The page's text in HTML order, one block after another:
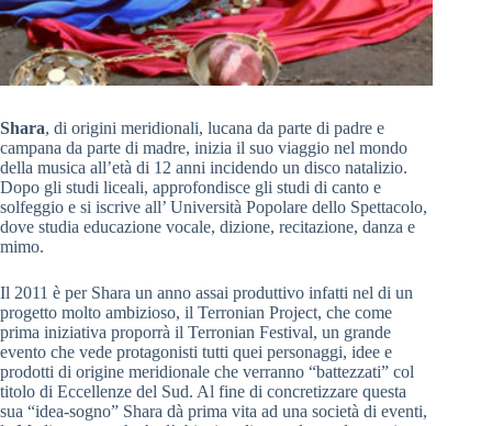
Shara, di origini meridionali, lucana da parte di padre e
campana da parte di madre, inizia il suo viaggio nel mondo
della musica all’età di 12 anni incidendo un disco natalizio.
Dopo gli studi liceali, approfondisce gli studi di canto e
solfeggio e si iscrive all’ Università Popolare dello Spettacolo,
dove studia educazione vocale, dizione, recitazione, danza e
mimo.
Il 2011 è per Shara un anno assai produttivo infatti nel di un
progetto molto ambizioso, il Terronian Project, che come
prima iniziativa proporrà il Terronian Festival, un grande
evento che vede protagonisti tutti quei personaggi, idee e
prodotti di origine meridionale che verranno “battezzati” col
titolo di Eccellenze del Sud. Al fine di concretizzare questa
sua “idea-sogno” Shara dà prima vita ad una società di eventi,